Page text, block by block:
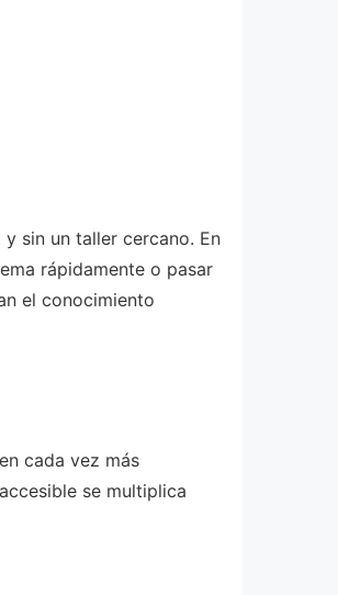
sin un taller cercano. En
rápidamente o pasar
el conocimiento
cada vez más
se multiplica